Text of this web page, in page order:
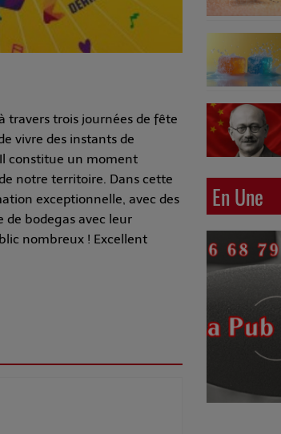
travers trois journées de fête
vivre des instants de
constitue un moment
notre territoire. Dans cette
exceptionnelle, avec des
de bodegas avec leur
nombreux ! Excellent
En Une